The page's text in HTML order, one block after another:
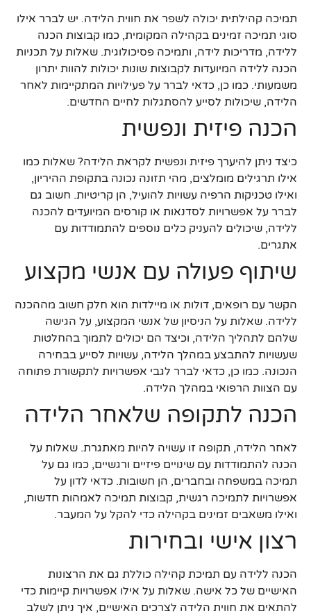
תמיכה קהילתית יכולה לשפר את חווית הלידה. יש לברר אילו
סוגי תמיכה זמינים בקהילה המקומית, כמו קבוצות הכנה
ללידה, מדריכות לידה, ותמיכה פסיכולוגית. שאלות על תכניות
הכנה ללידה המיועדות לקבוצות שונות יכולות להוות יתרון
משמעותי. כמו כן, כדאי לברר על פעילויות המתקיימות לאחר
הלידה, שיכולות לסייע להסתגלות לחיים החדשים.
הכנה פיזית ונפשית
כיצד ניתן להיערך פיזית ונפשית לקראת הלידה? שאלות כמו
אילו תרגילים מומלצים, מהי תזונה נכונה בתקופת ההיריון,
ואילו טכניקות הרפיה עשויות להועיל, הן קריטיות. חשוב גם
לברר על אפשרויות לסדנאות או קורסים המיועדים להכנה
ללידה, שיכולים להעניק כלים נוספים להתמודדות עם
אתגרים.
שיתוף פעולה עם אנשי מקצוע
הקשר עם רופאים, דולות או מיילדות הוא חלק חשוב מההכנה
ללידה. שאלות על הניסיון של אנשי המקצוע, על הגישה
שלהם לתהליך הלידה, וכיצד הם יכולים לתמוך בהחלטות
שעשויות להתבצע במהלך הלידה, עשויות לסייע בבחירה
הנכונה. כמו כן, כדאי לברר לגבי אפשרויות לתקשורת פתוחה
עם הצוות הרפואי במהלך הלידה.
הכנה לתקופה שלאחר הלידה
לאחר הלידה, תקופה זו עשויה להיות מאתגרת. שאלות על
הכנה להתמודדות עם שינויים פיזיים ורגשיים, כמו גם על
תמיכה במשפחה ובחברים, הן חשובות. כדאי לדון על
אפשרויות לתמיכה רגשית, קבוצות תמיכה לאמהות חדשות,
ואילו משאבים זמינים בקהילה כדי להקל על המעבר.
רצון אישי ובחירות
הכנה ללידה עם תמיכת קהילה כוללת גם את הרצונות
האישיים של כל אישה. שאלות על אילו אפשרויות קיימות כדי
להתאים את חווית הלידה לצרכים האישיים, איך ניתן לשלב